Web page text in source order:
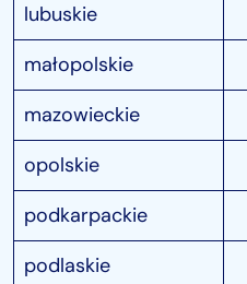
lubuskie
małopolskie
mazowieckie
opolskie
podkarpackie
podlaskie